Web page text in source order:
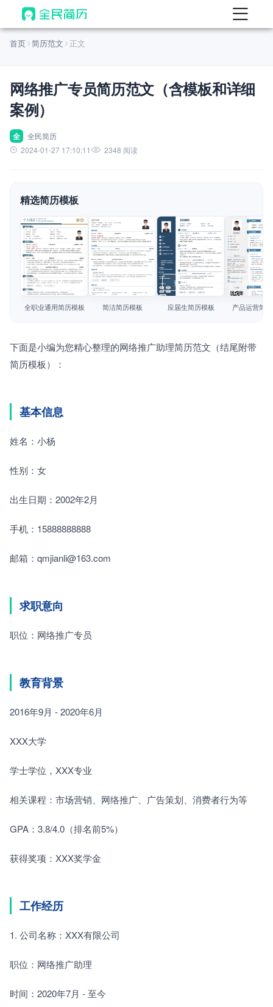
首页
AI 生成简历
AI 翻译简历
AI 诊断简历
面试自我介绍
AI 职场工具 New
简历模板
简历教程
首页 简历范文 正文
网络推广专员简历范文（含模板和详细
案例）
全
全民简历
2024-01-27 17:10:11
2348 阅读
精选简历模板
查看模板
全职业通用简历模板
查看模板
简洁简历模板
查看模板
应届生简历模板
查看模板
产品运营简
下面是小编为您精心整理的网络推广助理简历范文（结尾附带
简历模板）：
基本信息
姓名：小杨
性别：女
出生日期：2002年2月
手机：15888888888
邮箱：qmjianli@163.com
求职意向
职位：网络推广专员
教育背景
2016年9月 - 2020年6月
XXX大学
学士学位，XXX专业
相关课程：市场营销、网络推广、广告策划、消费者行为等
GPA：3.8/4.0（排名前5%）
获得奖项：XXX奖学金
工作经历
1. 公司名称：XXX有限公司
职位：网络推广助理
时间：2020年7月 - 至今